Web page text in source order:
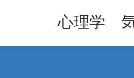
心理学